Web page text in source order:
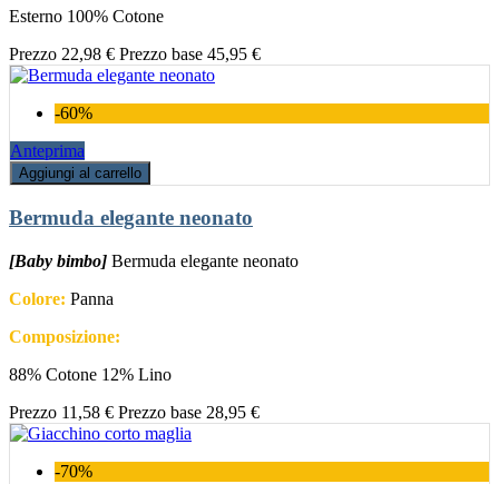
Esterno 100% Cotone
Prezzo 22,98 € Prezzo base 45,95 €
-60%
Anteprima
Aggiungi al carrello
Bermuda elegante neonato
[Baby bimbo] Bermuda elegante neonato
Colore: Panna
Composizione:
88% Cotone 12% Lino
Prezzo 11,58 € Prezzo base 28,95 €
-70%